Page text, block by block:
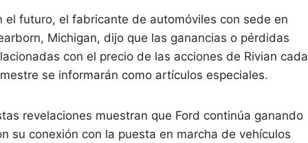
el futuro, el fabricante de automóviles con sede en
Michigan, dijo que las ganancias o pérdidas
con el precio de las acciones de Rivian cada
se informarán como artículos especiales.
revelaciones muestran que Ford continúa ganando
su conexión con la puesta en marcha de vehículos